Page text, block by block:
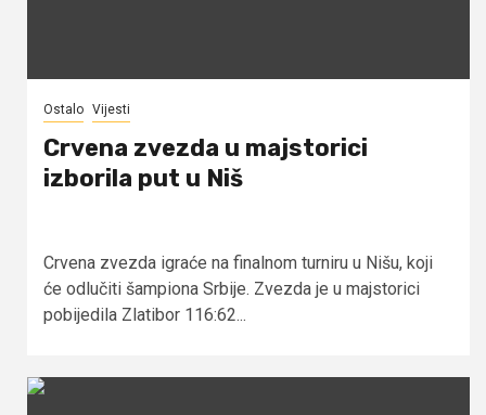
Ostalo Vijesti
Crvena zvezda u majstorici
izborila put u Niš
Crvena zvezda igraće na finalnom turniru u Nišu, koji
će odlučiti šampiona Srbije. Zvezda je u majstorici
pobijedila Zlatibor 116:62...